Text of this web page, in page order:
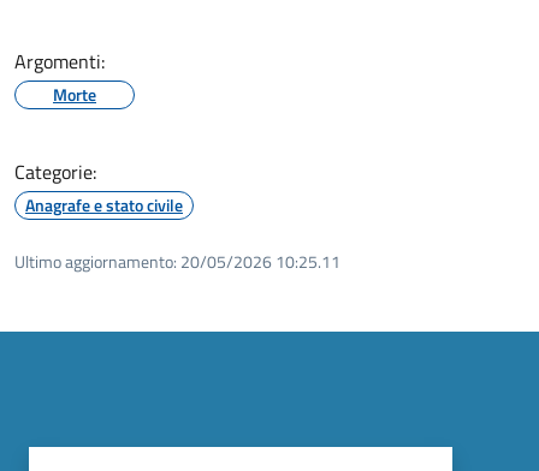
Argomenti:
Morte
Categorie:
Anagrafe e stato civile
Ultimo aggiornamento: 20/05/2026 10:25.11